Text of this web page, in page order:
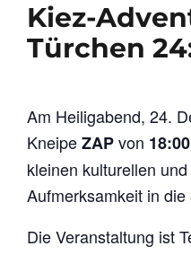
Kiez-
Türchen
Am Heiligabend, 24.
KneipeZAPvon
kleinen kulturellen
Aufmerksamkeit in die
Die Veranstaltung ist